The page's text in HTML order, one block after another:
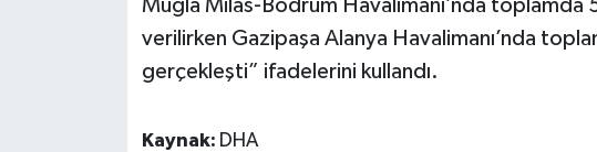
Muğla Milas-Bodrum Havalimanı’nda
verilirken Gazipaşa Alanya Havalimanı’nda
gerçekleşti” ifadelerini kullandı.
Kaynak: DHA